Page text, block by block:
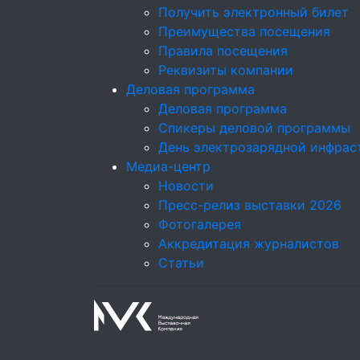
Получить электронный билет
Преимущества посещения
Правила посещения
Реквизиты компании
Деловая программа
Деловая программа
Спикеры деловой программы
День электрозарядной
Медиа-центр
Новости
Пресс-релиз выставки 2026
Фотогалерея
Аккредитация журналистов
Статьи